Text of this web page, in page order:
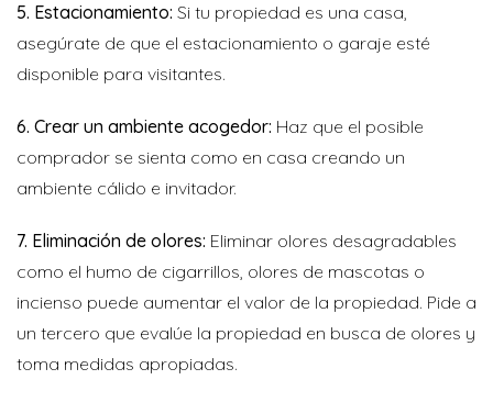
5. Estacionamiento: Si tu propiedad es una casa,
asegúrate de que el estacionamiento o garaje esté
disponible para visitantes.
6. Crear un ambiente acogedor: Haz que el posible
comprador se sienta como en casa creando un
ambiente cálido e invitador.
7. Eliminación de olores: Eliminar olores desagradables
como el humo de cigarrillos, olores de mascotas o
incienso puede aumentar el valor de la propiedad. Pide a
un tercero que evalúe la propiedad en busca de olores y
toma medidas apropiadas.